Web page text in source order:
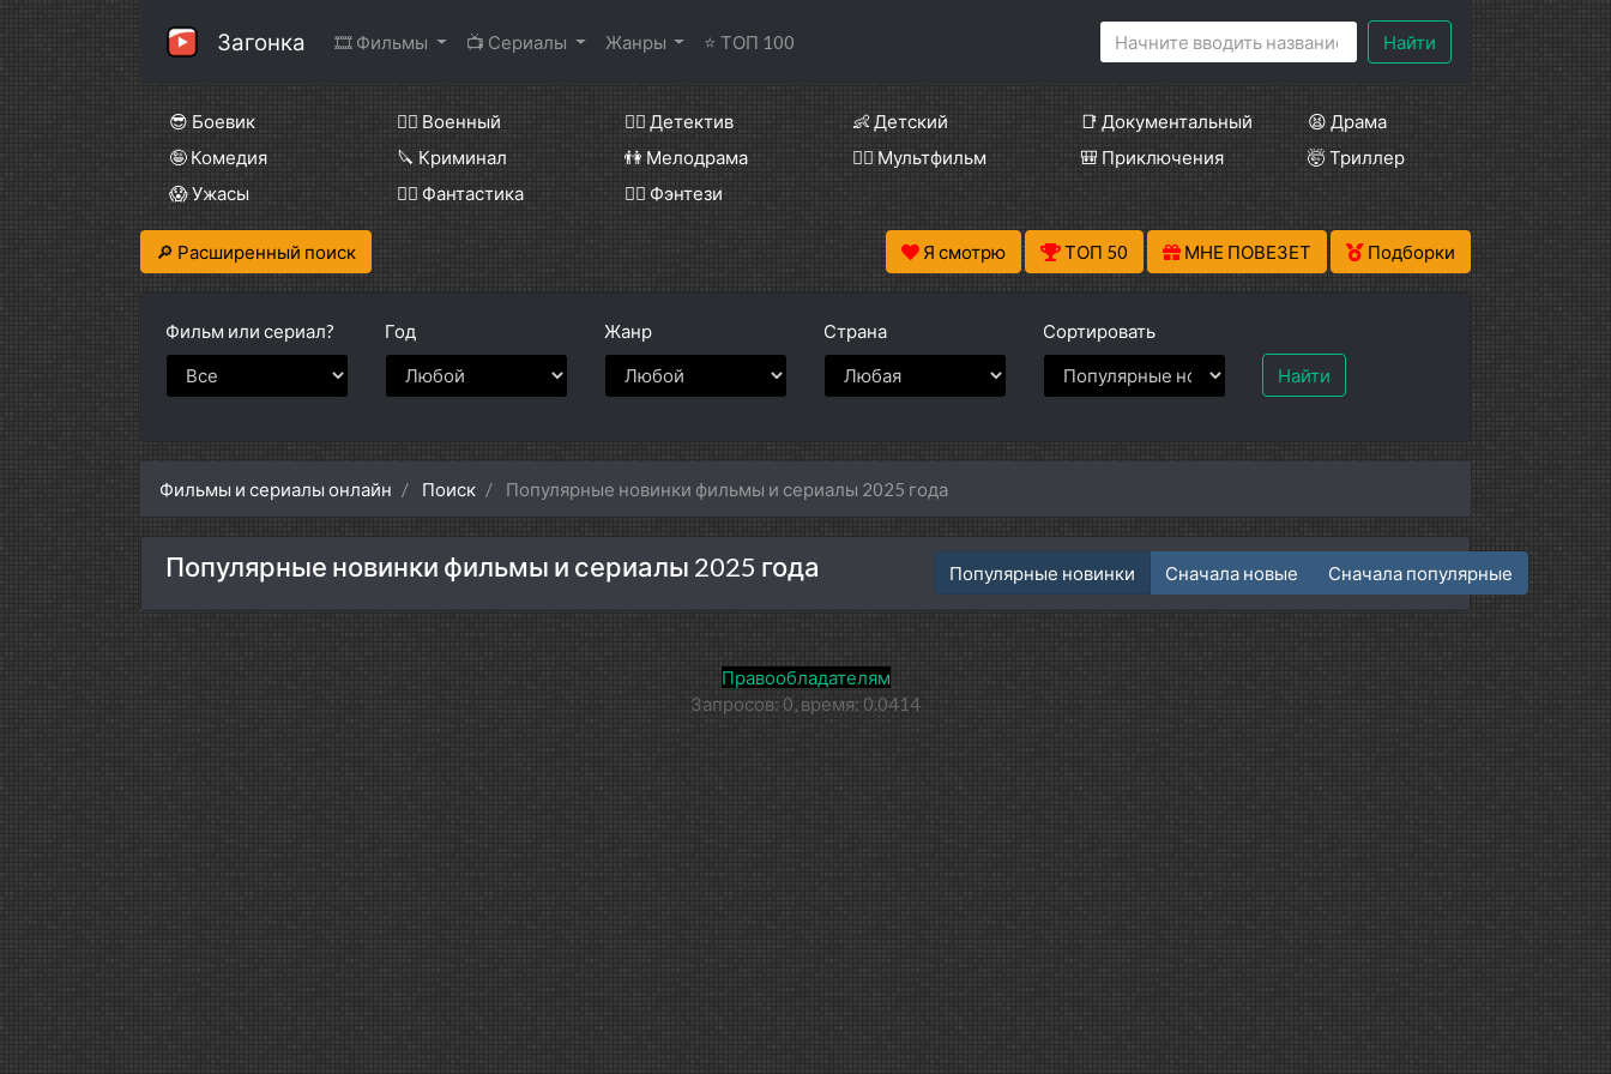
Загонка 🎞 Фильмы 📺 Сериалы Жанры ⭐ ТОП 100 Найти
😎 Боевик 👨‍✈️ Военный 🕵️‍♂️ Детектив 👶 Детский 📑 Документальный
😫 Драма
🤪 Комедия
🔪 Криминал 👫 Мелодрама 🧚‍♀️ Мультфильм 🎒 Приключения
🤯 Триллер
😱 Ужасы
🧙‍♀️ Фантастика 🧝‍♂️ Фэнтези
🔎 Расширенный поиск Я смотрю ТОП 50 МНЕ ПОВЕЗЕТ Подборки
Фильм или сериал? Год Жанр Страна Сортировать
Найти
Фильмы и сериалы онлайн Поиск Популярные новинки фильмы и сериалы 2025 года
Популярные новинки фильмы и сериалы 2025 года Популярные новинки Сначала новые Сначала популярные
Правообладателям
Запросов: 0, время: 0.0414